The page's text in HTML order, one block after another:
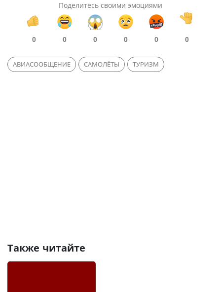
Поделитесь своими эмоциями
0 0 0 0 0 0
АВИАСООБЩЕНИЕ САМОЛЁТЫ ТУРИЗМ
Также читайте